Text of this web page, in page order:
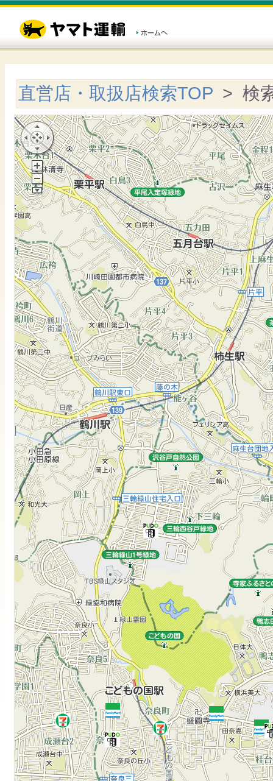
直営店・取扱店検索TOP > 検